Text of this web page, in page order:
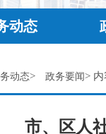
动态
动态> 政务要闻> 内
市、区人